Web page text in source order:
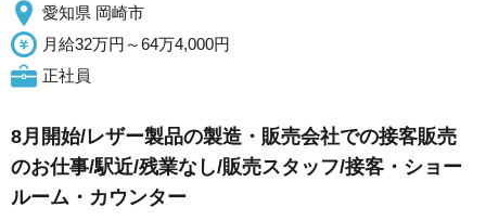
愛知県 岡崎市
月給32万円～64万4,000円
正社員
8月開始/レザー製品の製造・販売会社での接客販売
のお仕事/駅近/残業なし/販売スタッフ/接客・ショー
ルーム・カウンター